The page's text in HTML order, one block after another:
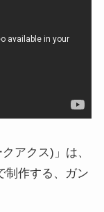
アクス)」は、
制作する、ガン